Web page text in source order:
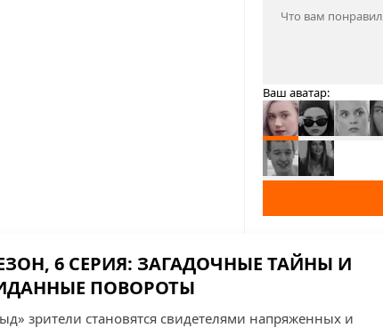
Ваш аватар:
6 СЕРИЯ: ЗАГАДОЧНЫЕ ТАЙНЫ И
ПОВОРОТЫ
зрители становятся свидетелями напряженных и